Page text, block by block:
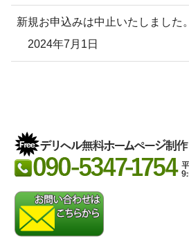
新規お申込みは中止いたしました。
2024年7月1日